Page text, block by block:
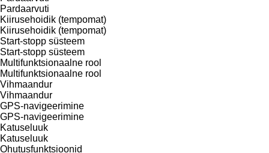
Pardaarvuti
Kiirusehoidik (tempomat)
Kiirusehoidik (tempomat)
Start-stopp süsteem
Start-stopp süsteem
Multifunktsionaalne rool
Multifunktsionaalne rool
Vihmaandur
Vihmaandur
GPS-navigeerimine
GPS-navigeerimine
Katuseluuk
Katuseluuk
Ohutusfunktsioonid